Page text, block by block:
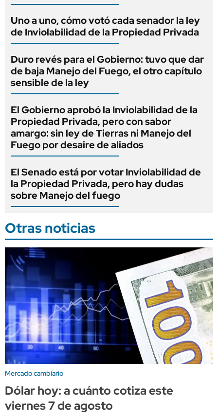
Uno a uno, cómo votó cada senador la ley
de Inviolabilidad de la Propiedad Privada
Duro revés para el Gobierno: tuvo que dar
de baja Manejo del Fuego, el otro capítulo
sensible de la ley
El Gobierno aprobó la Inviolabilidad de la
Propiedad Privada, pero con sabor
amargo: sin ley de Tierras ni Manejo del
Fuego por desaire de aliados
El Senado está por votar Inviolabilidad de
la Propiedad Privada, pero hay dudas
sobre Manejo del fuego
Otras noticias
Mercado cambiario
Dólar hoy: a cuánto cotiza este
viernes 7 de agosto